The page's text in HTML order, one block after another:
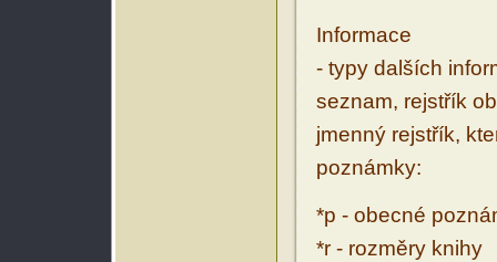
Informace
- typy dalších
seznam, rejstřík
jmenný rejstřík,
poznámky:
*p - obecné
*r - rozměry knihy